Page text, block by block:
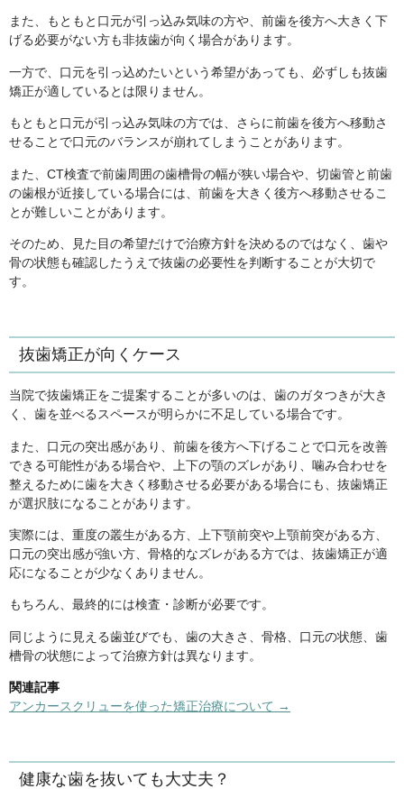
また、もともと口元が引っ込み気味の方や、前歯を後方へ大きく下
げる必要がない方も非抜歯が向く場合があります。
一方で、口元を引っ込めたいという希望があっても、必ずしも抜歯
矯正が適しているとは限りません。
もともと口元が引っ込み気味の方では、さらに前歯を後方へ移動さ
せることで口元のバランスが崩れてしまうことがあります。
また、CT検査で前歯周囲の歯槽骨の幅が狭い場合や、切歯管と前歯
の歯根が近接している場合には、前歯を大きく後方へ移動させるこ
とが難しいことがあります。
そのため、見た目の希望だけで治療方針を決めるのではなく、歯や
骨の状態も確認したうえで抜歯の必要性を判断することが大切で
す。
抜歯矯正が向くケース
当院で抜歯矯正をご提案することが多いのは、歯のガタつきが大き
く、歯を並べるスペースが明らかに不足している場合です。
また、口元の突出感があり、前歯を後方へ下げることで口元を改善
できる可能性がある場合や、上下の顎のズレがあり、噛み合わせを
整えるために歯を大きく移動させる必要がある場合にも、抜歯矯正
が選択肢になることがあります。
実際には、重度の叢生がある方、上下顎前突や上顎前突がある方、
口元の突出感が強い方、骨格的なズレがある方では、抜歯矯正が適
応になることが少なくありません。
もちろん、最終的には検査・診断が必要です。
同じように見える歯並びでも、歯の大きさ、骨格、口元の状態、歯
槽骨の状態によって治療方針は異なります。
関連記事
アンカースクリューを使った矯正治療について →
健康な歯を抜いても大丈夫？